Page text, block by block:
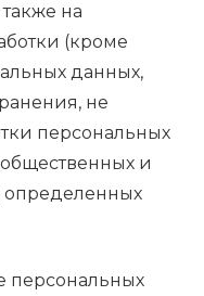
на
(кроме
данных,
не
персональных
и
определенных
персональных